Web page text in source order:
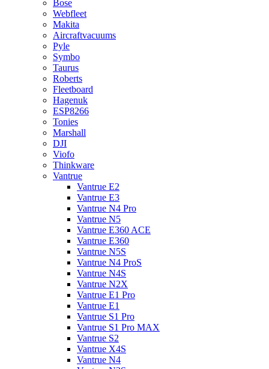
Bose
Webfleet
Makita
Aircraftvacuums
Pyle
Symbo
Taurus
Roberts
Fleetboard
Hagenuk
ESP8266
Tonies
Marshall
DJI
Viofo
Thinkware
Vantrue
Vantrue E2
Vantrue E3
Vantrue N4 Pro
Vantrue N5
Vantrue E360 ACE
Vantrue E360
Vantrue N5S
Vantrue N4 ProS
Vantrue N4S
Vantrue N2X
Vantrue E1 Pro
Vantrue E1
Vantrue S1 Pro
Vantrue S1 Pro MAX
Vantrue S2
Vantrue X4S
Vantrue N4